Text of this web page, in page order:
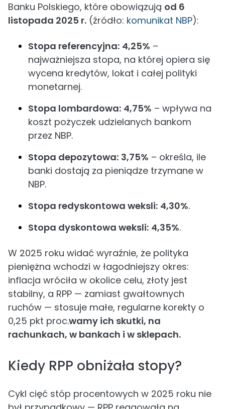
Banku Polskiego, które obowiązują od 6
listopada 2025 r. (źródło: komunikat NBP):
Stopa referencyjna: 4,25% –
najważniejsza stopa, na której opiera się
wycena kredytów, lokat i całej polityki
monetarnej.
Stopa lombardowa: 4,75% – wpływa na
koszt pożyczek udzielanych bankom
przez NBP.
Stopa depozytowa: 3,75% – określa, ile
banki dostają za pieniądze trzymane w
NBP.
Stopa redyskontowa weksli: 4,30%.
Stopa dyskontowa weksli: 4,35%.
W 2025 roku widać wyraźnie, że polityka
pieniężna wchodzi w łagodniejszy okres:
inflacja wróciła w okolice celu, złoty jest
stabilny, a RPP — zamiast gwałtownych
ruchów — stosuje małe, regularne korekty o
0,25 pkt proc.wamy ich skutki, na
rachunkach, w bankach i w sklepach.
Kiedy RPP obniżała stopy?
Cykl cięć stóp procentowych w 2025 roku nie